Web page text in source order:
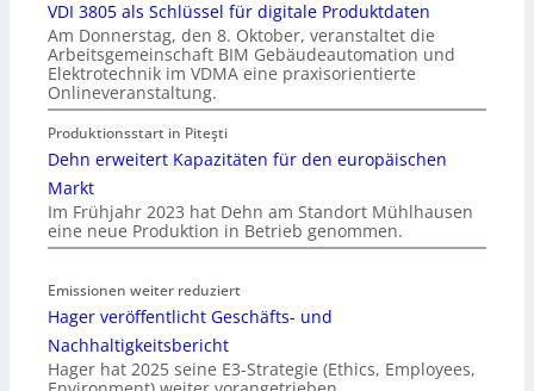
VDI 3805 als Schlüssel für digitale Produktdaten
Am Donnerstag, den 8. Oktober, veranstaltet die
Arbeitsgemeinschaft BIM Gebäudeautomation und
Elektrotechnik im VDMA eine praxisorientierte
Onlineveranstaltung.
Produktionsstart in Piteşti
Dehn erweitert Kapazitäten für den europäischen
Markt
Im Frühjahr 2023 hat Dehn am Standort Mühlhausen
eine neue Produktion in Betrieb genommen.
Emissionen weiter reduziert
Hager veröffentlicht Geschäfts- und
Nachhaltigkeitsbericht
Hager hat 2025 seine E3-Strategie (Ethics, Employees,